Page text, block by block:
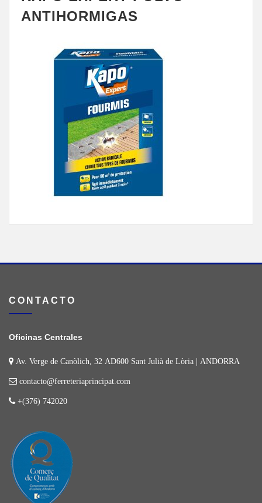
ANTIHORMIGAS
CONTACTO
Oficinas Centrales
Av. Verge de Canòlich, 32 AD600 Sant Julià de Lòria | ANDORRA
contacto@ferreteriaprincipat.com
+(376) 742020